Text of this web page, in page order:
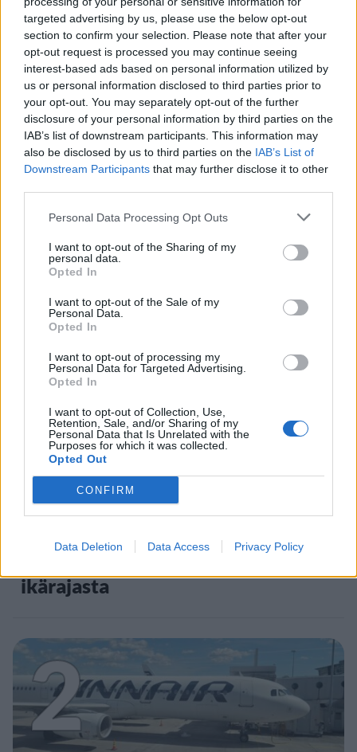
targeted advertising by us, please use the below opt-out
section to confirm your selection. Please note that after your
opt-out request is processed you may continue seeing
interest-based ads based on personal information utilized by
us or personal information disclosed to third parties prior to
your opt-out. You may separately opt-out of the further
disclosure of your personal information by third parties on the
IAB’s list of downstream participants. This information may
also be disclosed by us to third parties on the IAB’s List of
Downstream Participants that may further disclose it to other
Personal Data Processing Opt Outs
I want to opt-out of the Sharing of my
personal data.
Opted In
I want to opt-out of the Sale of my
Personal Data.
Opted In
I want to opt-out of processing my
Personal Data for Targeted Advertising.
Opted In
I want to opt-out of Collection, Use,
Retention, Sale, and/or Sharing of my
Personal Data that Is Unrelated with the
Purposes for which it was collected.
Opted Out
CONFIRM
Data Deletion Data Access Privacy Policy
Staran luetuimmat
1
UUTISET
Leskeneläke ei kuulu kaikille –
ikärajasta
2